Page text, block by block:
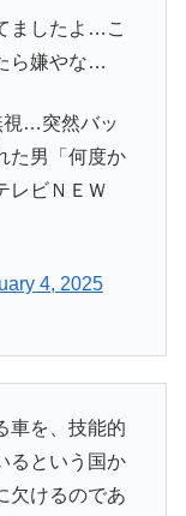
ましたよ…こ
ら嫌やな…
視…突然バッ
た男「何度か
レビＮＥＷ
4, 2025
車を、技能的
るという国か
欠けるのであ